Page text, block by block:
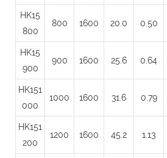
HK15
800
800 1600 20.0 0.50
HK15
900
900 1600 25.6 0.64
HK151
000
1000 1600 31.6 0.79
HK151
200
1200 1600 45.2 1.13